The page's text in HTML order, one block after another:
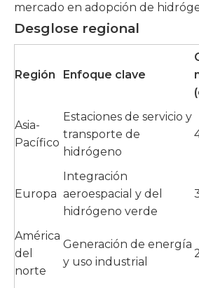
mercado en adopción de
Desglose regional
Región Enfoque clave
Asia-
Pacífico
Estaciones de servicio y
transporte de
hidrógeno
Europa
Integración
aeroespacial y del
hidrógeno verde
América
del
norte
Generación de energía
y uso industrial